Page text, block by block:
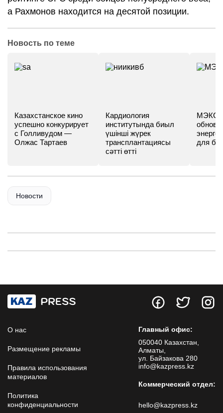
а Рахмонов находится на десятой позиции.
Новость по теме
Казахстанское кино
успешно конкурирует
с Голливудом —
Олжас Тартаев
Кардиология
институтында биыл
үшінші жүрек
трансплантациясы
сәтті өтті
МЭКС -
для
Новости
О нас
Размещение рекламы
Правила использования
материалов
Политика
конфиденциальности
Главный офис:
050040 Казахстан,
Алматы,
ул. Байзакова 280
info@kazpress.kz
Коммерческий отдел:
hello@kazpress.kz